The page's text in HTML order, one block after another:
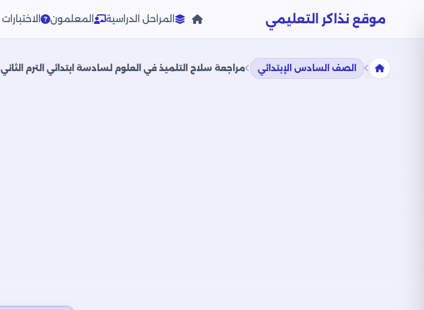
موقع نذاكر التعليمي المراحل الدراسية المعلمون الاختبارات
الصف السادس الإبتدائي مراجعة سلاح التلميذ في العلوم لسادسة ابتدائي الترم الثاني PDF بالاجابات